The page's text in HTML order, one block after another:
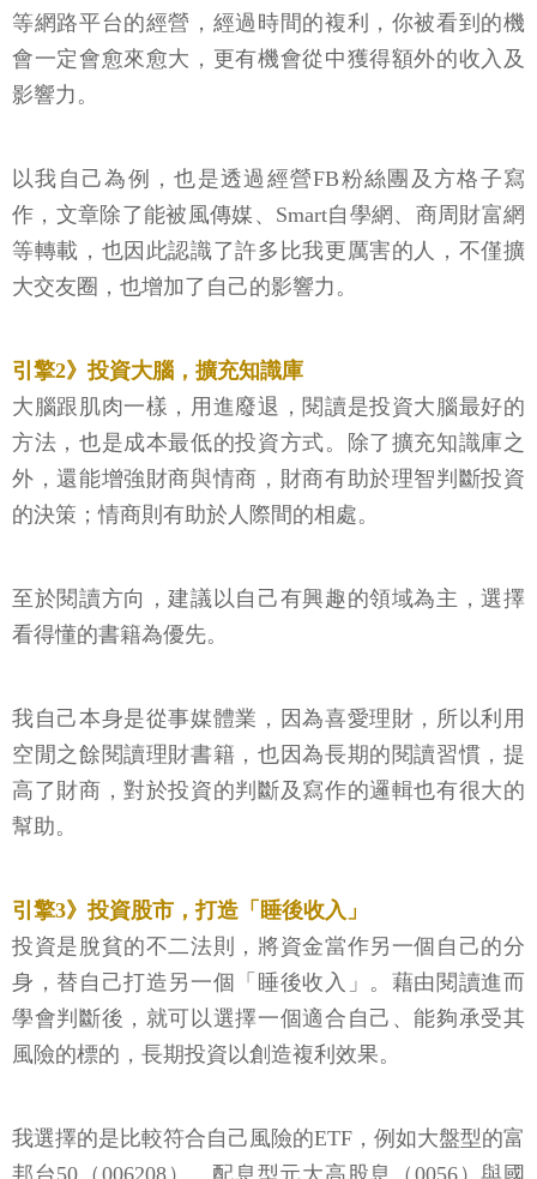
等網路平台的經營，經過時間的複利，你被看到的機
會一定會愈來愈大，更有機會從中獲得額外的收入及
影響力。
以我自己為例，也是透過經營FB粉絲團及方格子寫
作，文章除了能被風傳媒、Smart自學網、商周財富網
等轉載，也因此認識了許多比我更厲害的人，不僅擴
大交友圈，也增加了自己的影響力。
引擎2》投資大腦，擴充知識庫
大腦跟肌肉一樣，用進廢退，閱讀是投資大腦最好的
方法，也是成本最低的投資方式。除了擴充知識庫之
外，還能增強財商與情商，財商有助於理智判斷投資
的決策；情商則有助於人際間的相處。
至於閱讀方向，建議以自己有興趣的領域為主，選擇
看得懂的書籍為優先。
我自己本身是從事媒體業，因為喜愛理財，所以利用
空閒之餘閱讀理財書籍，也因為長期的閱讀習慣，提
高了財商，對於投資的判斷及寫作的邏輯也有很大的
幫助。
引擎3》投資股市，打造「睡後收入」
投資是脫貧的不二法則，將資金當作另一個自己的分
身，替自己打造另一個「睡後收入」。藉由閱讀進而
學會判斷後，就可以選擇一個適合自己、能夠承受其
風險的標的，長期投資以創造複利效果。
我選擇的是比較符合自己風險的ETF，例如大盤型的富
邦台50（006208）、配息型元大高股息（0056）與國